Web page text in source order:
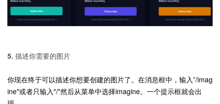
5. 描述你需要的图片
你现在终于可以描述你想要创建的图片了。在消息框中，输入”/imag
ine"或者只输入"/"然后从菜单中选择imagine。一个提示框就会出